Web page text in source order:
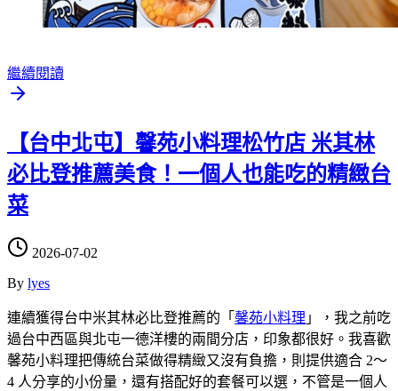
繼續閱讀
【台中北屯】馨苑小料理松竹店 米其林
必比登推薦美食！一個人也能吃的精緻台
菜
2026-07-02
By lyes
連續獲得台中米其林必比登推薦的「 馨苑小料理 」，我之前吃
過台中西區與北屯一德洋樓的兩間分店，印象都很好。我喜歡
馨苑小料理把傳統台菜做得精緻又沒有負擔，則提供適合 2～
4 人分享的小份量，還有搭配好的套餐可以選，不管是一個人